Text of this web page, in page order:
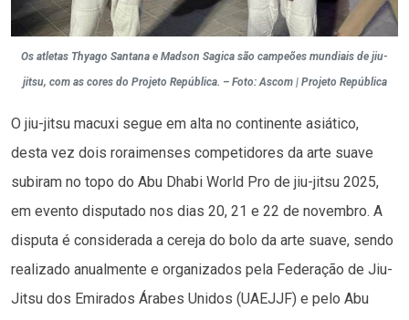
Os atletas Thyago Santana e Madson Sagica são campeões mundiais de jiu-
jitsu, com as cores do Projeto República. – Foto: Ascom | Projeto República
O jiu-jitsu macuxi segue em alta no continente asiático,
desta vez dois roraimenses competidores da arte suave
subiram no topo do Abu Dhabi World Pro de jiu-jitsu 2025,
em evento disputado nos dias 20, 21 e 22 de novembro. A
disputa é considerada a cereja do bolo da arte suave, sendo
realizado anualmente e organizados pela Federação de Jiu-
Jitsu dos Emirados Árabes Unidos (UAEJJF) e pelo Abu